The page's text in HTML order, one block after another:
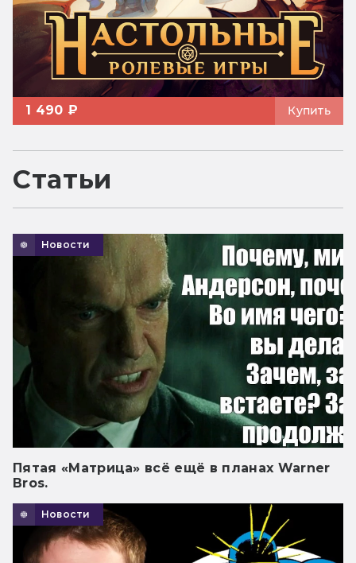
1 490 ₽ Купить
Статьи
Новости
Пятая «Матрица» всё ещё в планах Warner
Bros.
Новости